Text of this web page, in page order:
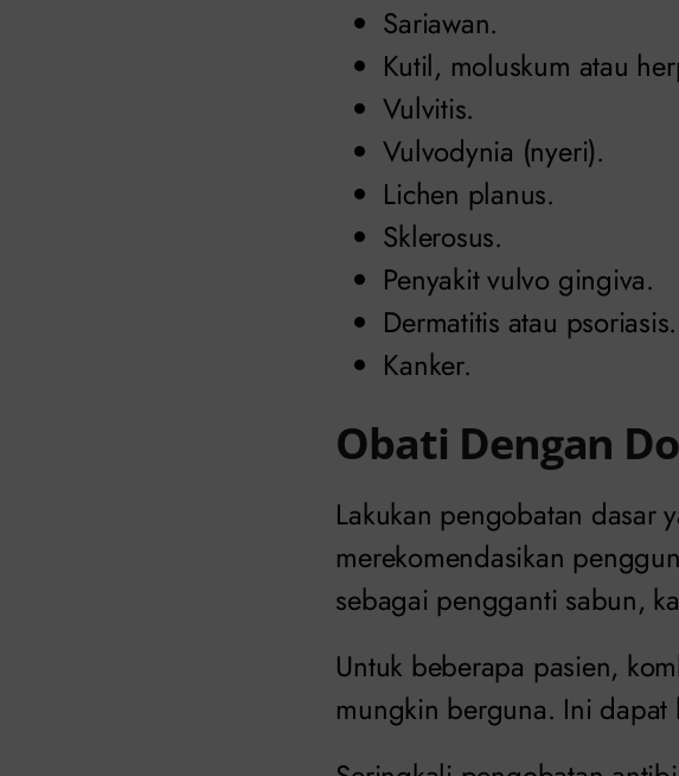
Sariawan.
Kutil, moluskum atau
Vulvitis.
Vulvodynia (nyeri).
Lichen planus.
Sklerosus.
Penyakit vulvo gingiva.
Dermatitis atau psoriasis.
Kanker.
Obati Dengan
Lakukan pengobatan dasar
merekomendasikan
sebagai pengganti sabun,
Untuk beberapa pasien,
mungkin berguna. Ini